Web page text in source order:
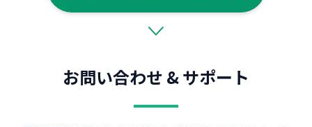
お問い合わせ & サポート